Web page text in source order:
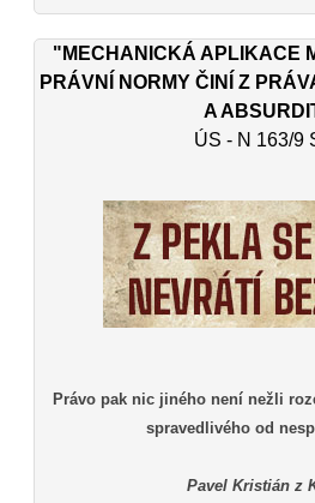
"MECHANICKÁ APLIKACE
PRÁVNÍ NORMY ČINÍ Z
A
ÚS - N 163/9
Právo pak nic jiného není nežli
spravedlivého od
Pavel Kristián z